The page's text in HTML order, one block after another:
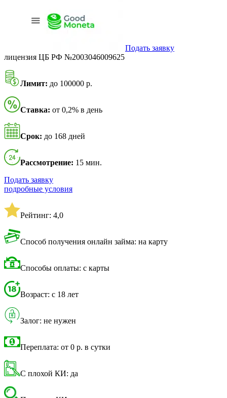
Подать заявку
лицензия ЦБ РФ №2003046009625
Лимит: до 100000 р.
Ставка: от 0,2% в день
Срок: до 168 дней
Рассмотрение: 15 мин.
Подать заявку
подробные условия
Рейтинг: 4,0
Способ получения онлайн займа: на карту
Способы оплаты: с карты
Возраст: с 18 лет
Залог: не нужен
Переплата: от 0 р. в сутки
С плохой КИ: да